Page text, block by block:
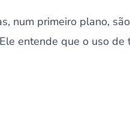
num primeiro plano,
entende que o uso